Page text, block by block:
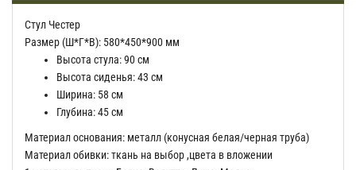
Стул Честер
Размер (Ш*Г*В): 580*450*900 мм
Высота стула: 90 см
Высота сиденья: 43 см
Ширина: 58 см
Глубина: 45 см
Материал основания: металл (конусная белая/черная труба)
Материал обивки: ткань на выбор ,цвета в вложении